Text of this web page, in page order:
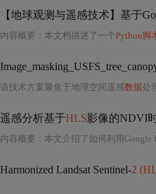
【地球观测与遥感技术】基于
内容概要 ： 本文档描述了一个Python脚
该技术方案聚焦于地理空间遥感数据处
遥感分析基于HLS影像的NDVI
内容概要 ： 本文介绍了如何利用Google
Harmonized Landsat Sentinel-2